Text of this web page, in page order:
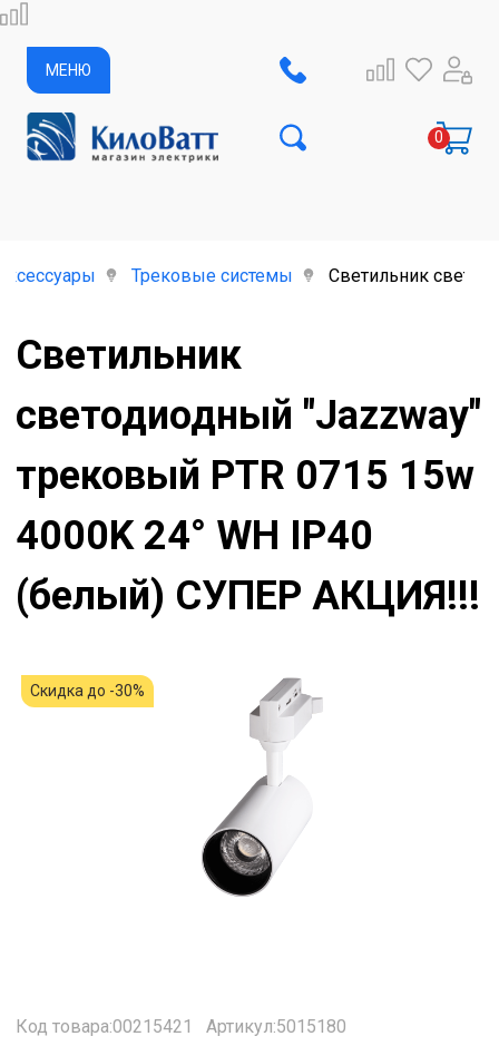
МЕНЮ
Трековые системы Светильник
Светильник
светодиодный "Jazzway"
трековый PTR 0715 15w
4000K 24° WH IP40
(белый) СУПЕР АКЦИЯ!!!
Скидка до -30%
Код товара:00215421
Артикул:5015180